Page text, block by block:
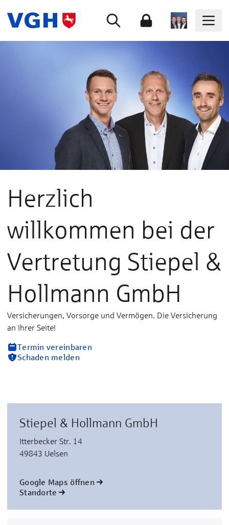
Herzlich
willkommen bei der
Vertretung Stiepel &
Hollmann GmbH
Versicherungen, Vorsorge und Vermögen. Die Versicherung
an Ihrer Seite!
Termin vereinbaren
Schaden melden
Stiepel & Hollmann GmbH
Itterbecker Str. 14
49843 Uelsen
Google Maps öffnen
Standorte